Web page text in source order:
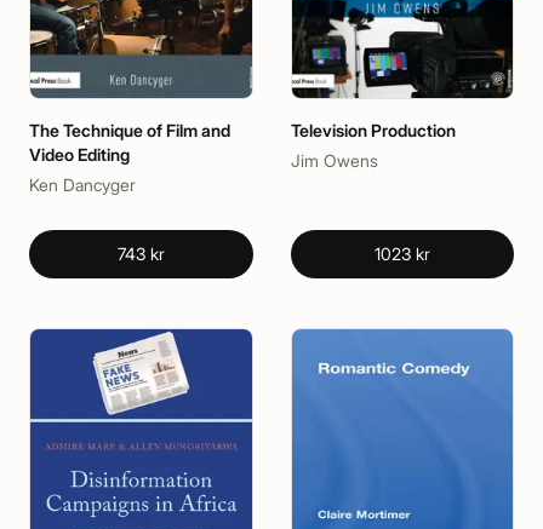
The Technique of Film and
Video Editing
Ken Dancyger
743 kr
Television Production
Jim Owens
1023 kr